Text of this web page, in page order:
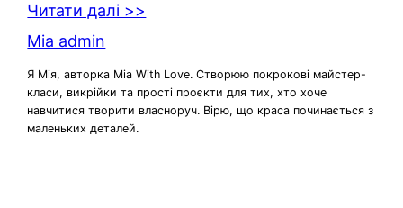
Читати далі >>
Mia admin
Я Мія, авторка Mia With Love. Створюю покрокові майстер-
класи, викрійки та прості проєкти для тих, хто хоче
навчитися творити власноруч. Вірю, що краса починається з
маленьких деталей.